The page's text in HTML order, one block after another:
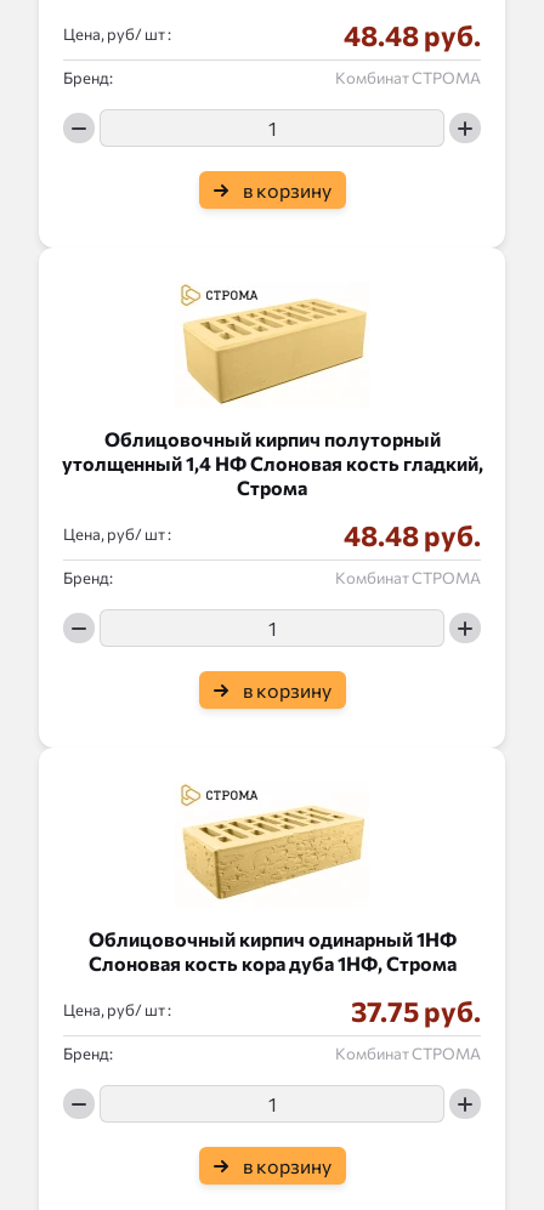
Цена, руб/ : 48.48 руб.
Бренд: Комбинат СТРОМА
в корзину
Облицовочный кирпич полуторный
утолщенный 1,4 НФ Слоновая кость гладкий,
Строма
Цена, руб/ : 48.48 руб.
Бренд: Комбинат СТРОМА
в корзину
Облицовочный кирпич одинарный 1НФ
Слоновая кость кора дуба 1НФ, Строма
Цена, руб/ : 37.75 руб.
Бренд: Комбинат СТРОМА
в корзину